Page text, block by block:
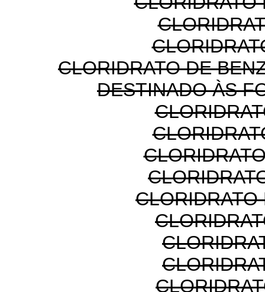
CLORIDRATO DE
DESTINADO ÀS